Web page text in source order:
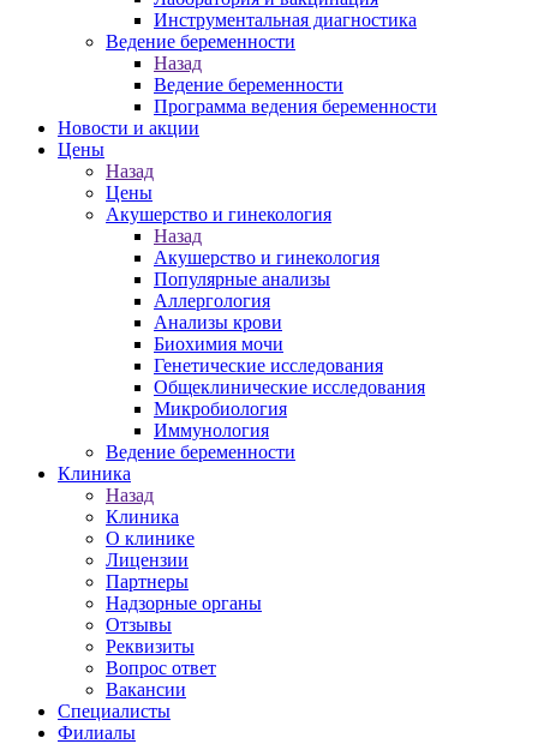
Инструментальная диагностика
Ведение беременности
Назад
Ведение беременности
Программа ведения беременности
Новости и акции
Цены
Назад
Цены
Акушерство и гинекология
Назад
Акушерство и гинекология
Популярные анализы
Аллергология
Анализы крови
Биохимия мочи
Генетические исследования
Общеклинические исследования
Микробиология
Иммунология
Ведение беременности
Клиника
Назад
Клиника
О клинике
Лицензии
Партнеры
Надзорные органы
Отзывы
Реквизиты
Вопрос ответ
Вакансии
Специалисты
Филиалы